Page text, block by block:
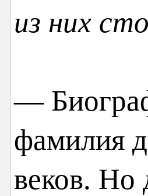
из них
—
фамилия
веков. Но